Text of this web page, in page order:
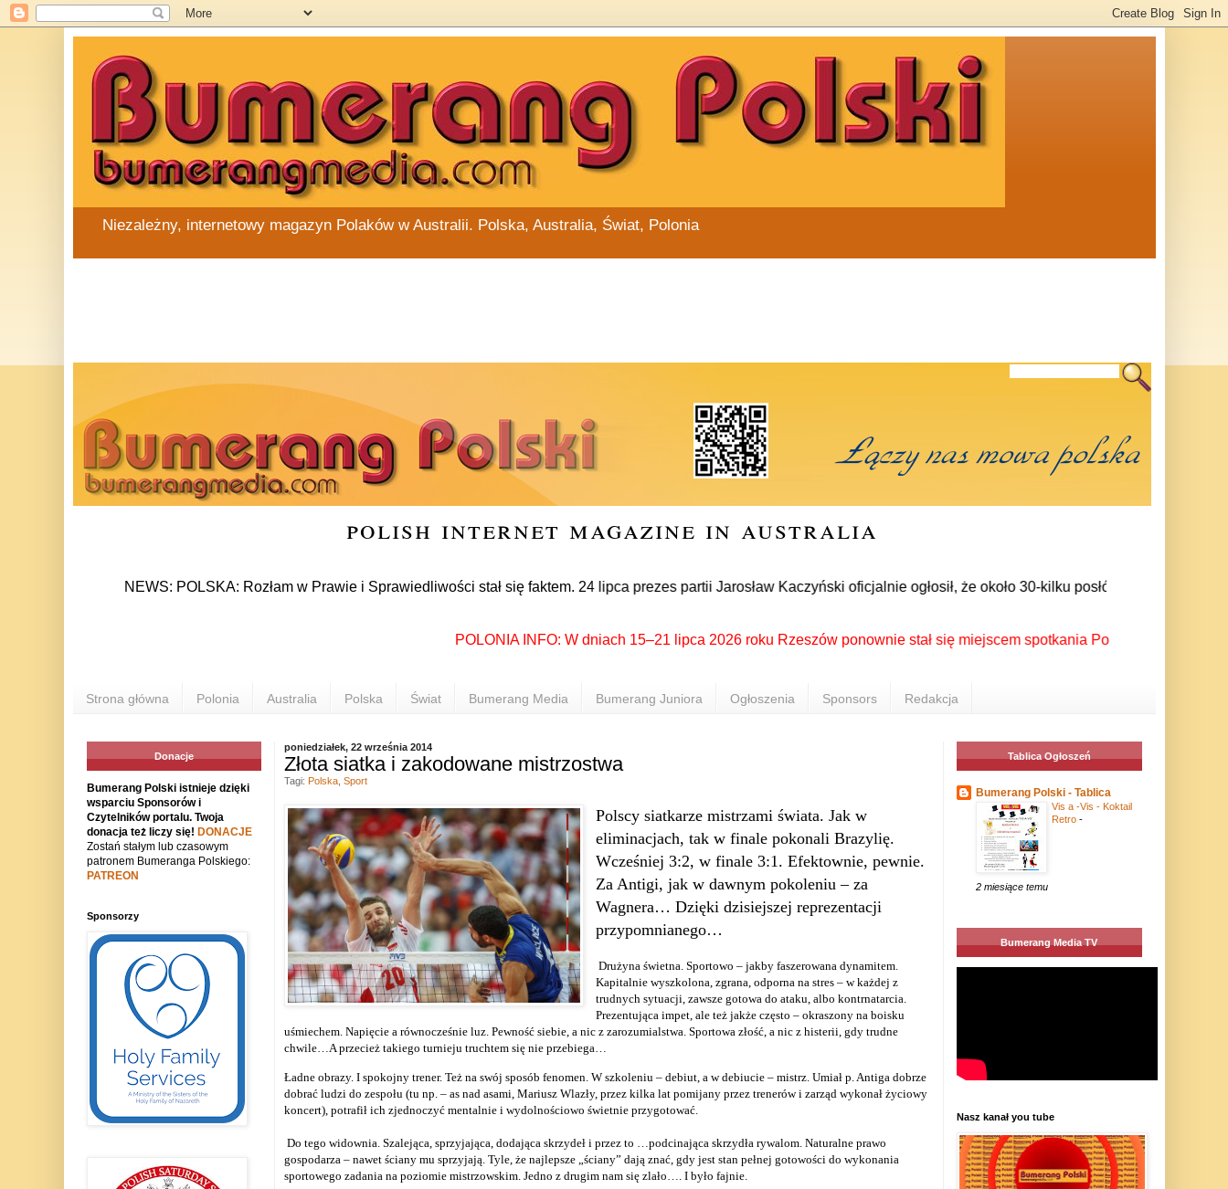
Niezależny, internetowy magazyn Polaków w Australii. Polska, Australia, Świat, Polonia
polish internet magazine in australia
NEWS: POLSKA: Rozłam w Prawie i Sprawiedliwości stał się faktem. 24 lipca prezes partii Jarosław Kaczyński oficjalnie ogłosił, że około 30-kilku posłów
POLONIA INFO: W dniach 15–21 lipca 2026 roku Rzeszów ponownie stał się miejscem spotkania Polonii z całego
Strona główna Polonia Australia Polska Świat Bumerang Media Bumerang Juniora Ogłoszenia Sponsors Redakcja
poniedziałek, 22 września 2014
Złota siatka i zakodowane mistrzostwa
Polscy siatkarze mistrzami świata. Jak w
eliminacjach, tak w finale pokonali Brazylię.
Wcześniej 3:2, w finale 3:1. Efektownie, pewnie.
Za Antigi, jak w dawnym pokoleniu – za
Wagnera… Dzięki dzisiejszej reprezentacji
przypomnianego…
Drużyna świetna. Sportowo – jakby faszerowana dynamitem.
Kapitalnie wyszkolona, zgrana, odporna na stres – w każdej z
trudnych sytuacji, zawsze gotowa do ataku, albo kontrnatarcia.
Prezentująca impet, ale też jakże często – okraszony na boisku
uśmiechem. Napięcie a równocześnie luz. Pewność siebie, a nic z zarozumialstwa. Sportowa złość, a nic z histerii, gdy trudne
chwile…A przecież takiego turnieju truchtem się nie przebiega…
Ładne obrazy. I spokojny trener. Też na swój sposób fenomen. W szkoleniu – debiut, a w debiucie – mistrz. Umiał p. Antiga dobrze
dobrać ludzi do zespołu (tu np. – as nad asami, Mariusz Wlazły, przez kilka lat pomijany przez trenerów i zarząd wykonał życiowy
koncert), potrafił ich zjednoczyć mentalnie i wydolnościowo świetnie przygotować.
Do tego widownia. Szalejąca, sprzyjająca, dodająca skrzydeł i przez to …podcinająca skrzydła rywalom. Naturalne prawo
gospodarza – nawet ściany mu sprzyjają. Tyle, że najlepsze „ściany” dają znać, gdy jest stan pełnej gotowości do wykonania
sportowego zadania na poziomie mistrzowskim. Jedno z drugim nam się zlało…. I było fajnie.
Tagi: Polska, Sport
Donacje
Bumerang Polski istnieje dzięki
wsparciu Sponsorów i
Czytelników portalu. Twoja
donacja też liczy się! DONACJE
Zostań stałym lub czasowym
patronem Bumeranga Polskiego:
PATREON
Sponsorzy
Tablica Ogłoszeń
Bumerang Polski - Tablica
Vis a -Vis - Koktail
Retro -
2 miesiące temu
Bumerang Media TV
Nasz kanał you tube